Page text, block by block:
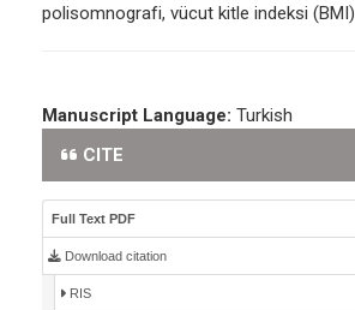
polisomnografi, vücut kitle indeksi (BMI)
Manuscript Language: Turkish
CITE
Full Text PDF
Download citation
RIS